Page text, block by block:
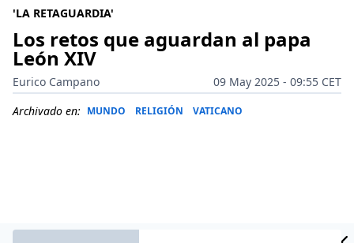
'LA RETAGUARDIA'
Los retos que aguardan al papa
León XIV
Eurico Campano
09 May 2025 - 09:55 CET
Archivado en: MUNDO RELIGIÓN VATICANO